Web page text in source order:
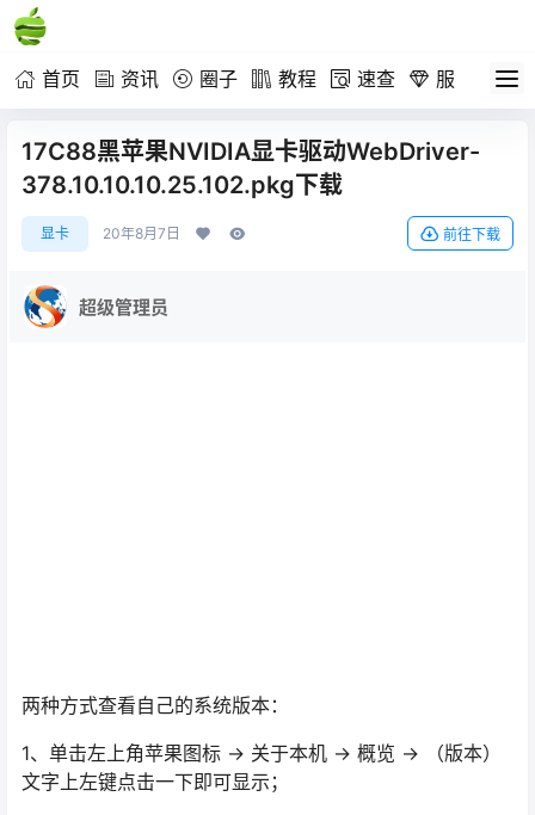
首页 资讯 圈子 教程 速查 服务
17C88黑苹果NVIDIA显卡驱动WebDriver-
378.10.10.10.25.102.pkg下载
显卡 20年8月7日 前往下载
超级管理员
两种方式查看自己的系统版本：
1、单击左上角苹果图标 -> 关于本机 -> 概览 -> （版本）
文字上左键点击一下即可显示；